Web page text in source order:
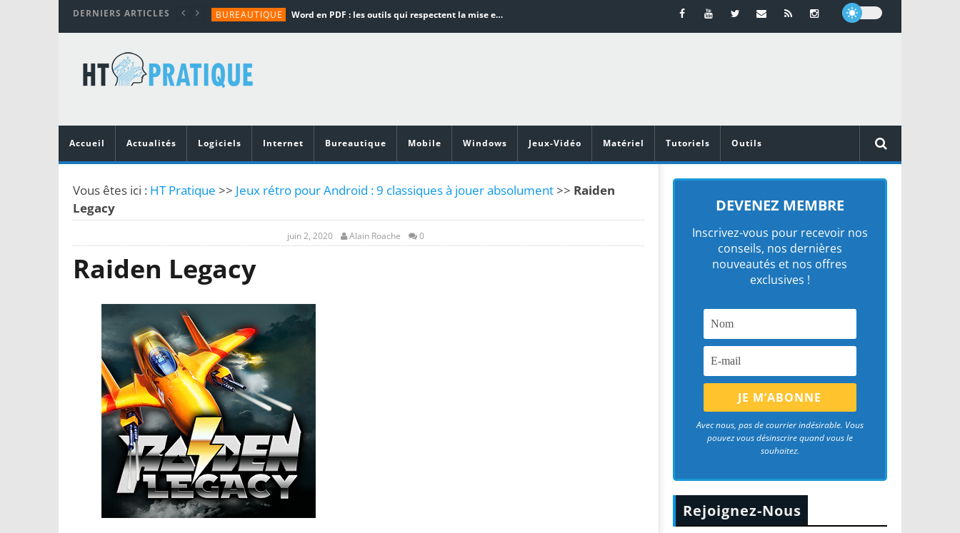
DERNIERS ARTICLES BUREAUTIQUE Word en PDF : les outils qui respectent la mise en page
TUTORIALS
MATÉRIEL
Vidéoprojecteurs Asus : Top 6 des meilleurs modèles de la marque
Accueil
Actualités Logiciels Internet Bureautique Mobile Windows Jeux-Vidéo Matériel Tutoriels Outils
Vous êtes ici : HT Pratique >> Jeux rétro pour Android : 9 classiques à jouer absolument>> Raiden
Legacy
juin 2, 2020 Alain Roache 0
Raiden Legacy
DEVENEZ MEMBRE
Inscrivez-vous pour recevoir nos
conseils, nos dernières
nouveautés et nos offres
exclusives !
Avec nous, pas de courrier indésirable. Vous
pouvez vous désinscrire quand vous le
souhaitez.
Rejoignez-Nous